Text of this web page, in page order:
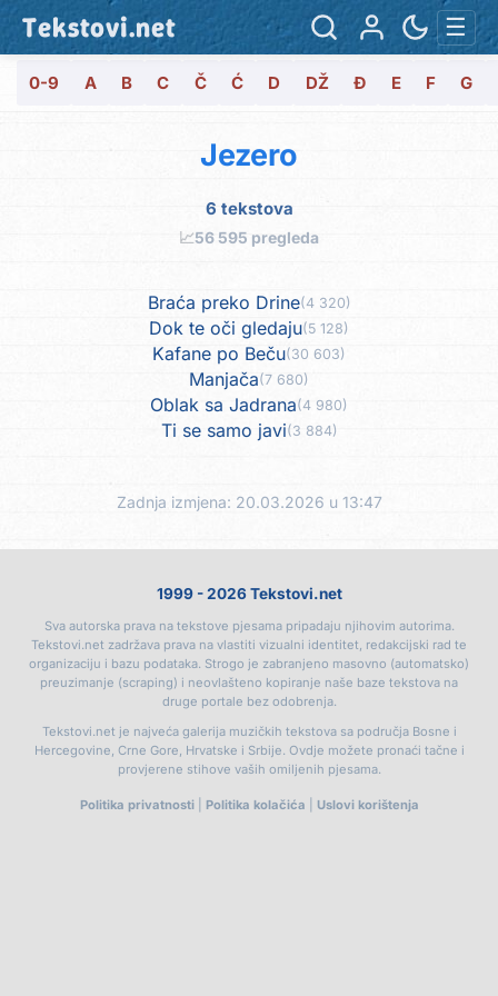
Tekstovi.net ☰
0-9 A B C Č Ć D DŽ Đ E F G
Jezero
6 tekstova
📈56 595 pregleda
Braća preko Drine(4 320)
Dok te oči gledaju(5 128)
Kafane po Beču(30 603)
Manjača(7 680)
Oblak sa Jadrana(4 980)
Ti se samo javi(3 884)
Zadnja izmjena: 20.03.2026 u 13:47
1999 - 2026 Tekstovi.net
Sva autorska prava na tekstove pjesama pripadaju njihovim autorima.
Tekstovi.net zadržava prava na vlastiti vizualni identitet, redakcijski rad te
organizaciju i bazu podataka. Strogo je zabranjeno masovno (automatsko)
preuzimanje (scraping) i neovlašteno kopiranje naše baze tekstova na
druge portale bez odobrenja.
Tekstovi.net je najveća galerija muzičkih tekstova sa područja Bosne i
Hercegovine, Crne Gore, Hrvatske i Srbije. Ovdje možete pronaći tačne i
provjerene stihove vaših omiljenih pjesama.
Politika privatnosti| Politika kolačića Uslovi korištenja